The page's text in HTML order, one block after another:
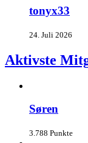
tonyx33
24. Juli 2026
Aktivste
Søren
3.788 Punkte